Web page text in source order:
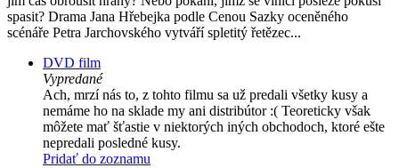
spasit? Drama Jana Hřebejka podle Cenou Sazky oceněného
scénáře Petra Jarchovského vytváří spletitý řetězec...
DVD film
Vypredané
Ach, mrzí nás to, z tohto filmu sa už predali všetky kusy a
nemáme ho na sklade my ani distribútor :( Teoreticky však
môžete mať šťastie v niektorých iných obchodoch, ktoré ešte
nepredali posledné kusy.
Pridať do zoznamu